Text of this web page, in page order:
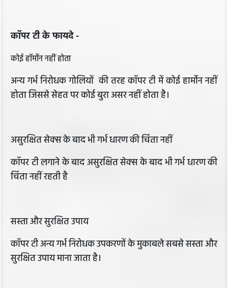
कॉपर टी के फायदे -
कोई हॉर्मोन नहीं होता
अन्य गर्भ निरोधक गोलियों की तरह कॉपर टी में कोई हार्मोन नहीं
होता जिससे सेहत पर कोई बुरा असर नहीं होता है।
असुरक्षित सेक्स के बाद भी गर्भ धारण की चिंता नहीं
कॉपर टी लगाने के बाद असुरक्षित सेक्स के बाद भी गर्भ धारण की
चिंता नहीं रहती है
सस्ता और सुरक्षित उपाय
कॉपर टी अन्य गर्भ निरोधक उपकरणों के मुकाबले सबसे सस्ता और
सुरक्षित उपाय माना जाता है।